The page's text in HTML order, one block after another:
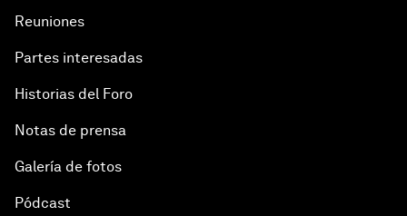
Reuniones
Partes interesadas
Historias del Foro
Notas de prensa
Galería de fotos
Pódcast